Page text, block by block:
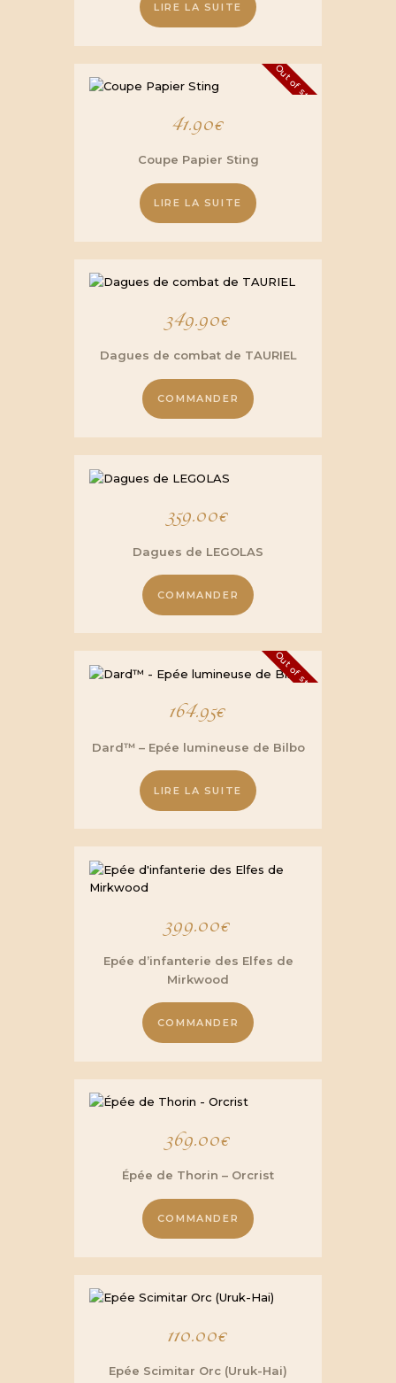
LIRE LA SUITE
Out of stock
41.90€
Coupe Papier Sting
LIRE LA SUITE
349.90€
Dagues de combat de TAURIEL
COMMANDER
359.00€
Dagues de LEGOLAS
COMMANDER
Out of stock
164.95€
Dard™ – Epée lumineuse de Bilbo
LIRE LA SUITE
399.00€
Epée d’infanterie des Elfes de
Mirkwood
COMMANDER
369.00€
Épée de Thorin – Orcrist
COMMANDER
110.00€
Epée Scimitar Orc (Uruk-Hai)